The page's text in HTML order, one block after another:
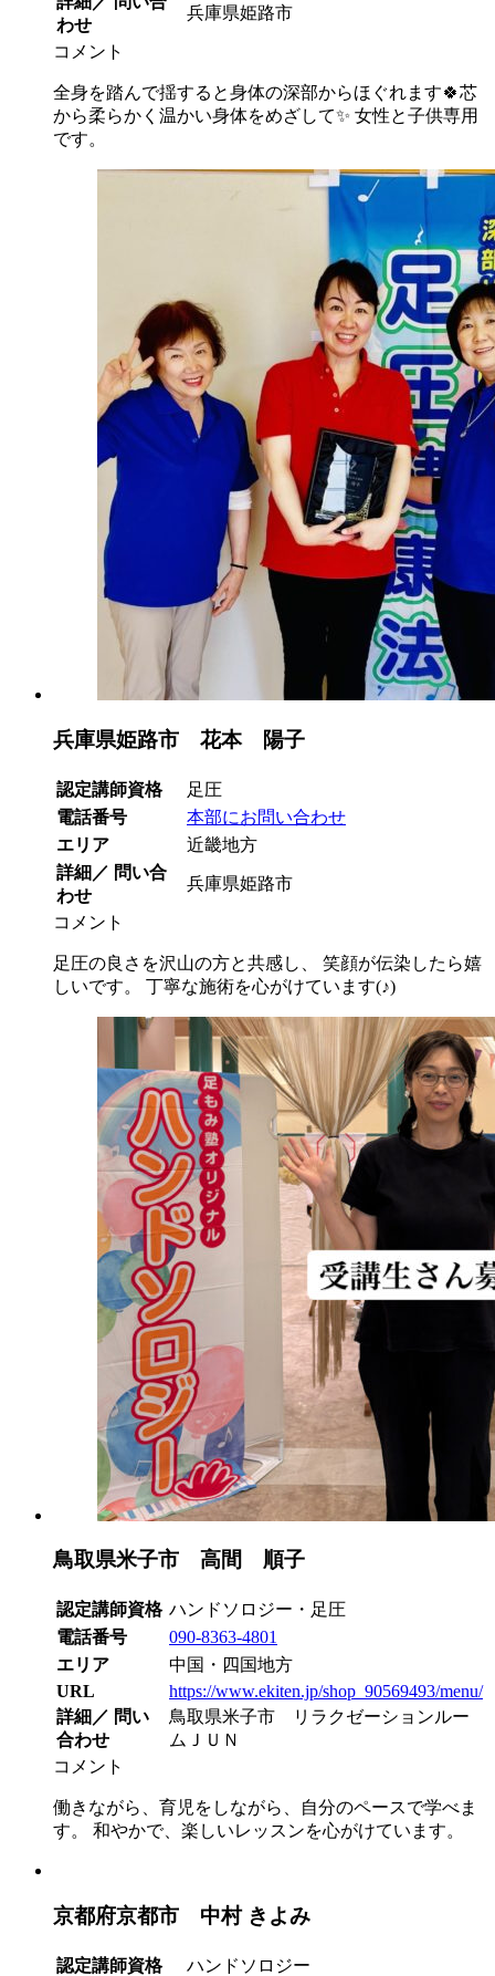
わせ
兵庫県姫路市
コメント
全身を踏んで揺すると身体の深部からほぐれます🍀芯
から柔らかく温かい身体をめざして✨ 女性と子供専用
です。
兵庫県姫路市 花本 陽子
認定講師資格
足圧
電話番号
本部にお問い合わせ
エリア
近畿地方
詳細／ 問い合
わせ
兵庫県姫路市
コメント
足圧の良さを沢山の方と共感し、 笑顔が伝染したら嬉
しいです。 丁寧な施術を心がけています(♪)
鳥取県米子市 高間 順子
認定講師資格 ハンドソロジー・足圧
電話番号
090-8363-4801
エリア
中国・四国地方
URL
https://www.ekiten.jp/shop_90569493/menu/
詳細／ 問い
合わせ
鳥取県米子市 リラクゼーションルー
ムＪＵＮ
コメント
働きながら、育児をしながら、自分のペースで学べま
す。 和やかで、楽しいレッスンを心がけています。
京都府京都市 中村 きよみ
認定講師資格
ハンドソロジー